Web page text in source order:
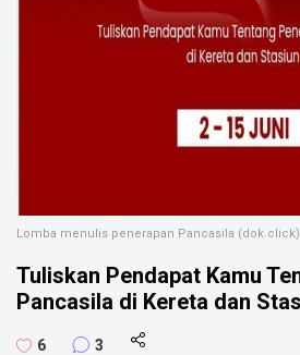
Lomba menulis penerapan Pancasila (dok.click)
Tuliskan Pendapat Kamu
Pancasila di Kereta dan
6 3